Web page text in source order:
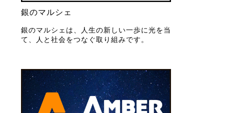
銀のマルシェ
銀のマルシェは、人生の新しい一歩に光を当
て、人と社会をつなぐ取り組みです。